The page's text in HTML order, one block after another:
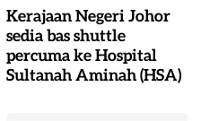
Kerajaan Negeri Johor
sedia bas shuttle
percuma ke Hospital
Sultanah Aminah (HSA)